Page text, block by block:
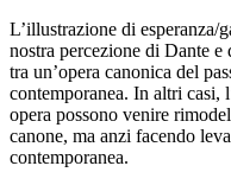
L’illustrazione di esperanza/
nostra percezione di Dante e
tra un’opera canonica del
contemporanea. In altri casi,
opera possono venire
canone, ma anzi facendo
contemporanea.